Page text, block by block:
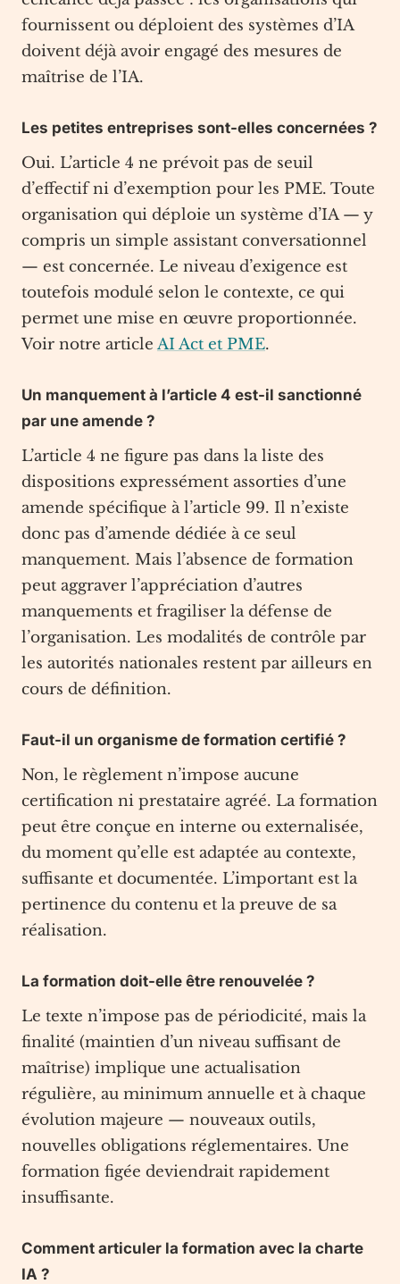
fournissent ou déploient des systèmes d’IA
doivent déjà avoir engagé des mesures de
maîtrise de l’IA.
Les petites entreprises sont-elles concernées ?
Oui. L’article 4 ne prévoit pas de seuil
d’effectif ni d’exemption pour les PME. Toute
organisation qui déploie un système d’IA — y
compris un simple assistant conversationnel
— est concernée. Le niveau d’exigence est
toutefois modulé selon le contexte, ce qui
permet une mise en œuvre proportionnée.
Voir notre article AI Act et PME.
Un manquement à l’article 4 est-il sanctionné
par une amende ?
L’article 4 ne figure pas dans la liste des
dispositions expressément assorties d’une
amende spécifique à l’article 99. Il n’existe
donc pas d’amende dédiée à ce seul
manquement. Mais l’absence de formation
peut aggraver l’appréciation d’autres
manquements et fragiliser la défense de
l’organisation. Les modalités de contrôle par
les autorités nationales restent par ailleurs en
cours de définition.
Faut-il un organisme de formation certifié ?
Non, le règlement n’impose aucune
certification ni prestataire agréé. La formation
peut être conçue en interne ou externalisée,
du moment qu’elle est adaptée au contexte,
suffisante et documentée. L’important est la
pertinence du contenu et la preuve de sa
réalisation.
La formation doit-elle être renouvelée ?
Le texte n’impose pas de périodicité, mais la
finalité (maintien d’un niveau suffisant de
maîtrise) implique une actualisation
régulière, au minimum annuelle et à chaque
évolution majeure — nouveaux outils,
nouvelles obligations réglementaires. Une
formation figée deviendrait rapidement
insuffisante.
Comment articuler la formation avec la charte
IA ?